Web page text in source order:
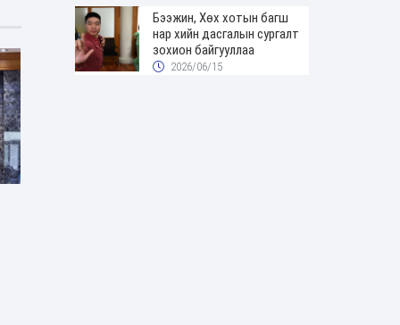
Бээжин, Хөх хотын багш
нар хийн дасгалын сургалт
зохион байгууллаа
2026/06/15